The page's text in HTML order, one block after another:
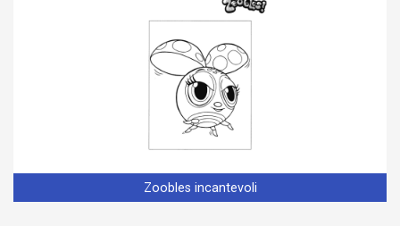
Zoobles incantevoli